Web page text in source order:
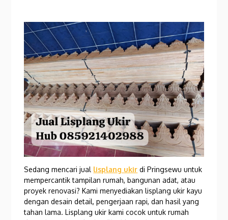
Sedang mencari jual lisplang ukir di Pringsewu untuk
mempercantik tampilan rumah, bangunan adat, atau
proyek renovasi? Kami menyediakan lisplang ukir kayu
dengan desain detail, pengerjaan rapi, dan hasil yang
tahan lama. Lisplang ukir kami cocok untuk rumah